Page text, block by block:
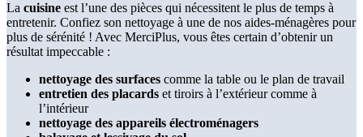
La cuisine est l’une des pièces qui nécessitent le plus de temps à
entretenir. Confiez son nettoyage à une de nos aides-ménagères pour
plus de sérénité ! Avec MerciPlus, vous êtes certain d’obtenir un
résultat impeccable :
nettoyage des surfaces comme la table ou le plan de travail
entretien des placards et tiroirs à l’extérieur comme à
l’intérieur
nettoyage des appareils électroménagers